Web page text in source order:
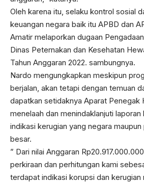
Oleh karena itu, selaku kontrol sosial
keuangan negara baik itu APBD dan
Amatir melaporkan dugaan
Dinas Peternakan dan Kesehatan
Tahun Anggaran 2022. sambungnya.
Nardo mengungkapkan meskipun
berjalan, akan tetapi dengan temuan
dapatkan setidaknya Aparat Penegak
menelaah dan menindaklanjuti
indikasi kerugian yang negara
besar.
” Dari nilai Anggaran
perkiraan dan perhitungan kami
terdapat indikasi korupsi dan kerugian